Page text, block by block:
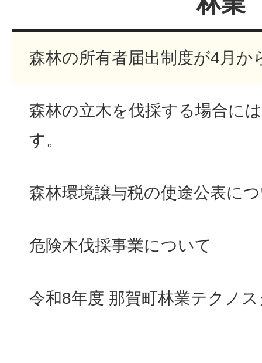
森林の所有者届出制度が4月か
森林の立木を伐採する場合に
す。
森林環境譲与税の使途公表に
危険木伐採事業について
令和8年度 那賀町林業テクノ